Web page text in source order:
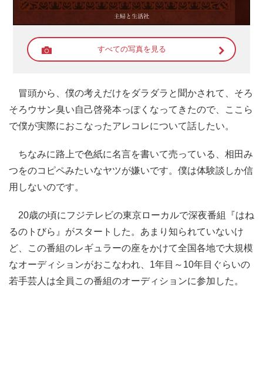
すべての写真を見る
冒頭から、僕の考えだけをダラダラと聞かされて、そろ
そろウサン臭い自己啓発本っぽくなってきたので、ここら
で僕が実際におこなったアレコレについて話したい。
ちなみに路上で色紙に名言を書いて売っている、相田み
つをのコピペみたいなヤツが嫌いです。僕は体験談しか信
用しないのです。
20歳の頃にフジテレビの東京ローカルで深夜番組『はね
るのトびら』がスタートした。あまり知られていないけ
ど、この番組のレギュラーの座をかけて全国各地で大規模
なオーディションがおこなわれ、1年目～10年目ぐらいの
若手芸人は全員この番組のオーディションに参加した。